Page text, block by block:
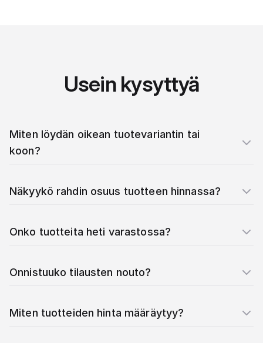
Usein kysyttyä
Miten löydän oikean tuotevariantin tai
koon?
Näkyykö rahdin osuus tuotteen hinnassa?
Onko tuotteita heti varastossa?
Onnistuuko tilausten nouto?
Miten tuotteiden hinta määräytyy?